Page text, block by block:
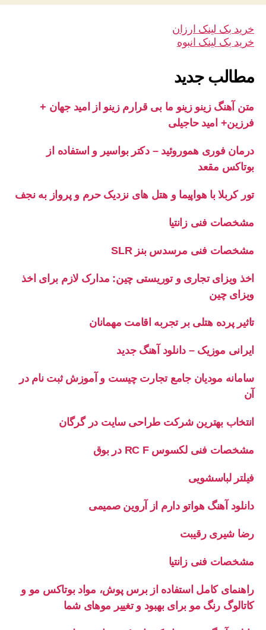
خرید بک لینک ارزان
خرید بک لینک انبوه
مطالب جدید
متن آهنگ زینو زینو ما بی قرارم زینو از امید جهان +
فرزین+ امید حاجیلی
درمان فوری هموروئید – دکتر بواسیر و استفاده از
بوتاکس مقعد
تور کربلا با هواپیما و هتل های نزدیک حرم و پرواز به نجف
مشخصات فنی زانتیا
مشخصات فنی مرسدس بنز SLR
اخذ ویزای تجاری و توریستی چین: مدارک لازم برای اخذ
ویزای چین
تاثیر پرده هتلی بر تجربه اقامت مهمانان
ایرانی موزیک – دانلود آهنگ جدید
سامانه مودیان جامع تجارت چیست و آموزش ثبت نام در
آن
انتخاب بهترین شرکت طراحی سایت در گرگان
مشخصات فنی لکسوس RC F در بوق
فیلتر لباسشویی
دانلود آهنگ هواتو دارم از آروین صمیمی
رضا شیری رقیبت
مشخصات فنی زانتیا
راهنمای کامل استفاده از برس پوش، مواد بوتاکس مو و
کاتالوگ رنگ مو برای بهبود و تغییر موهای شما